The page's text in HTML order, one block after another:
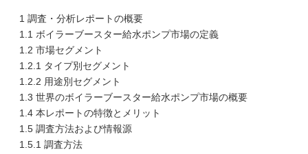
1 調査・分析レポートの概要
1.1 ボイラーブースター給水ポンプ市場の定義
1.2 市場セグメント
1.2.1 タイプ別セグメント
1.2.2 用途別セグメント
1.3 世界のボイラーブースター給水ポンプ市場の概要
1.4 本レポートの特徴とメリット
1.5 調査方法および情報源
1.5.1 調査方法